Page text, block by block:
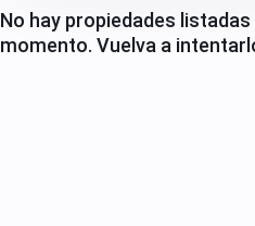
No hay propiedades
momento. Vuelva a